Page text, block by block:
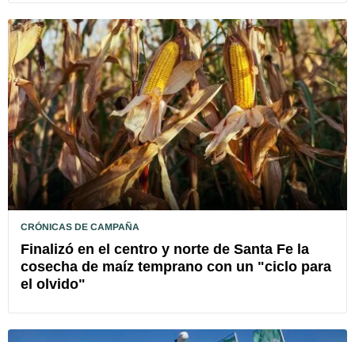
CRÓNICAS DE CAMPAÑA
Finalizó en el centro y norte de Santa Fe la
cosecha de maíz temprano con un "ciclo para
el olvido"